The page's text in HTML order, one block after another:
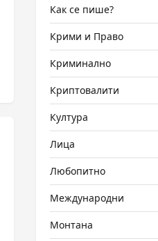
Как се пише?
Крими и Право
Криминално
Криптовалити
Култура
Лица
Любопитно
Международни
Монтана